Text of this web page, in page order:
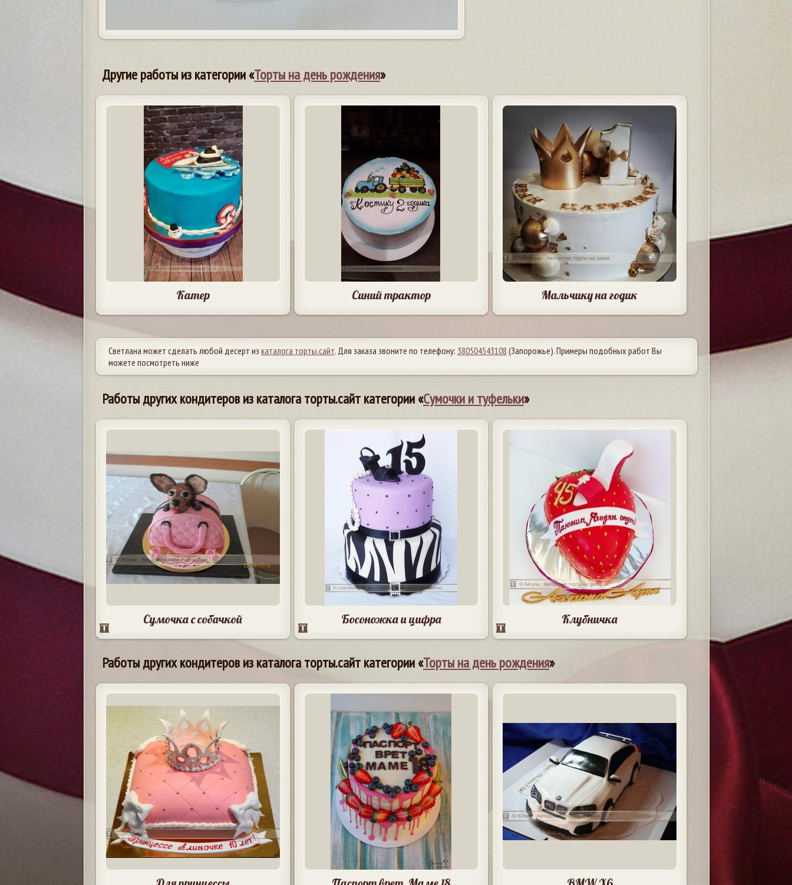
Другие работы из категории «Торты на день рождения»
Катер Синий трактор Мальчику на годик
Светлана может сделать любой десерт из каталога торты.сайт. Для заказа звоните по телефону: 380504543108 (Запорожье). Примеры подобных работ Вы
можете посмотреть ниже
Работы других кондитеров из каталога торты.сайт категории «Сумочки и туфельки»
Сумочка с собачкой Босоножка и цифра Клубничка
Работы других кондитеров из каталога торты.сайт категории «Торты на день рождения»